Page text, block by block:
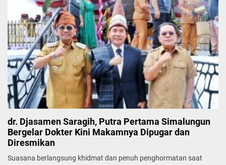
dr. Djasamen Saragih, Putra Pertama Simalungun
Bergelar Dokter Kini Makamnya Dipugar dan
Diresmikan
Suasana berlangsung khidmat dan penuh penghormatan saat